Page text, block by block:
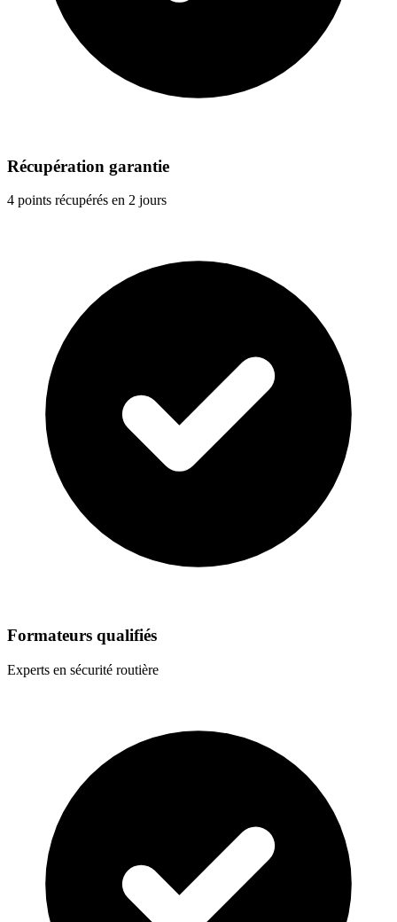
Récupération garantie
4 points récupérés en 2 jours
Formateurs qualifiés
Experts en sécurité routière